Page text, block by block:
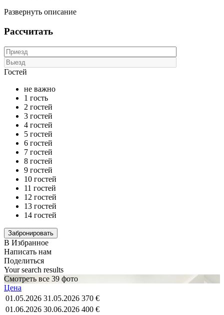
Развернуть описание
Рассчитать
Гостей
не важно
1 гость
2 гостей
3 гостей
4 гостей
5 гостей
6 гостей
7 гостей
8 гостей
9 гостей
10 гостей
11 гостей
12 гостей
13 гостей
14 гостей
В Избранное
Написать нам
Поделиться
Your search results
Смотреть все 39 фото
Цена
01.05.2026 31.05.2026 370 €
01.06.2026 30.06.2026 400 €